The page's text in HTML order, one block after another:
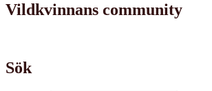
Vildkvinnans community
Sök